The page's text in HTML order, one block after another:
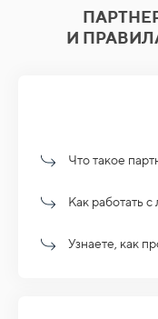
И
Что такое
Как работать
Узнаете, как